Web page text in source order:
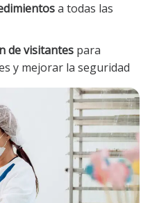
a todas las
de visitantes para
y mejorar la seguridad